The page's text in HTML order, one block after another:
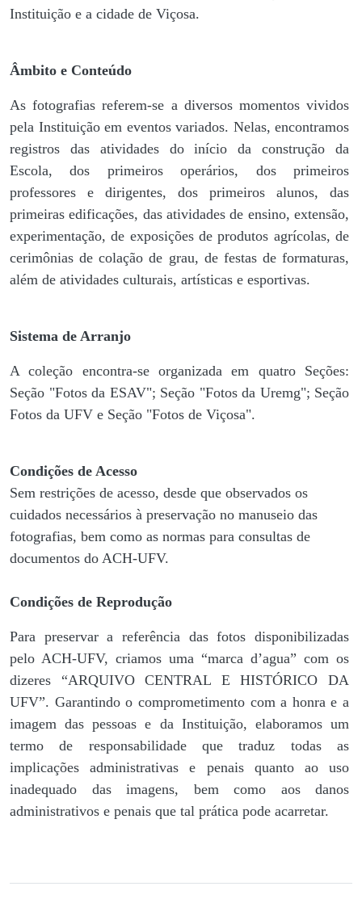
Instituição e a cidade de Viçosa.
Âmbito e Conteúdo
As fotografias referem-se a diversos momentos vividos
pela Instituição em eventos variados. Nelas, encontramos
registros das atividades do início da construção da
Escola, dos primeiros operários, dos primeiros
professores e dirigentes, ​dos primeiros alunos, das
primeiras edificações, das atividades de ensino, extensão,
experimentação, de exposições de produtos agrícolas, de
cerimônias de colação de grau, de festas de formaturas,
além de atividades culturais, artísticas e esportivas.
Sistema de Arranjo
A coleção encontra-se organizada em quatro Seções:
Seção "Fotos da ESAV"; Seção "Fotos da Uremg"; Seção
Fotos da UFV e Seção "Fotos de Viçosa".
Condições de Acesso
Sem restrições de acesso, desde que observados os
cuidados necessários à preservação no manuseio das
fotografias, bem como as normas para consultas de
documentos do ACH-UFV.
Condições de Reprodução
Para preservar a referência das fotos disponibilizadas
pelo ACH-UFV, criamos uma “marca d’agua” com os
dizeres “ARQUIVO CENTRAL E HISTÓRICO DA
UFV”. Garantindo o comprometimento com a honra e a
imagem das pessoas e da Instituição, elaboramos um
termo de responsabilidade que traduz todas as
implicações administrativas e penais quanto ao uso
inadequado das imagens, bem como aos danos
administrativos e penais que tal prática pode acarretar.